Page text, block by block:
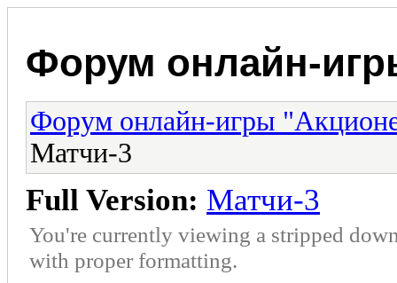
Форум онлайн-
Форум онлайн-игры
Матчи-3
Full Version: Матчи-3
You're currently viewing a stripped
with proper formatting.